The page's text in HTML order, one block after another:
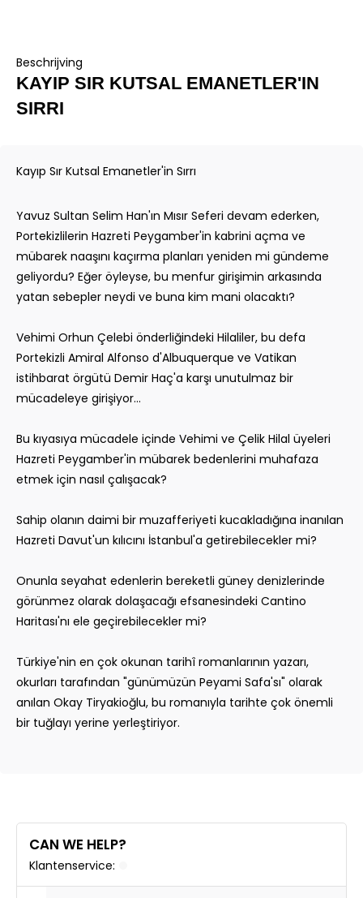
Beschrijving
KAYIP SIR KUTSAL EMANETLER'IN
SIRRI
Kayıp Sır Kutsal Emanetler'in Sırrı
Yavuz Sultan Selim Han'ın Mısır Seferi devam ederken,
Portekizlilerin Hazreti Peygamber'in kabrini açma ve
mübarek naaşını kaçırma planları yeniden mi gündeme
geliyordu? Eğer öyleyse, bu menfur girişimin arkasında
yatan sebepler neydi ve buna kim mani olacaktı?
Vehimi Orhun Çelebi önderliğindeki Hilaliler, bu defa
Portekizli Amiral Alfonso d'Albuquerque ve Vatikan
istihbarat örgütü Demir Haç'a karşı unutulmaz bir
mücadeleye girişiyor...
Bu kıyasıya mücadele içinde Vehimi ve Çelik Hilal üyeleri
Hazreti Peygamber'in mübarek bedenlerini muhafaza
etmek için nasıl çalışacak?
Sahip olanın daimi bir muzafferiyeti kucakladığına inanılan
Hazreti Davut'un kılıcını İstanbul'a getirebilecekler mi?
Onunla seyahat edenlerin bereketli güney denizlerinde
görünmez olarak dolaşacağı efsanesindeki Cantino
Haritası'nı ele geçirebilecekler mi?
Türkiye'nin en çok okunan tarihî romanlarının yazarı,
okurları tarafından "günümüzün Peyami Safa'sı" olarak
anılan Okay Tiryakioğlu, bu romanıyla tarihte çok önemli
bir tuğlayı yerine yerleştiriyor.
CAN WE HELP?
Klantenservice: